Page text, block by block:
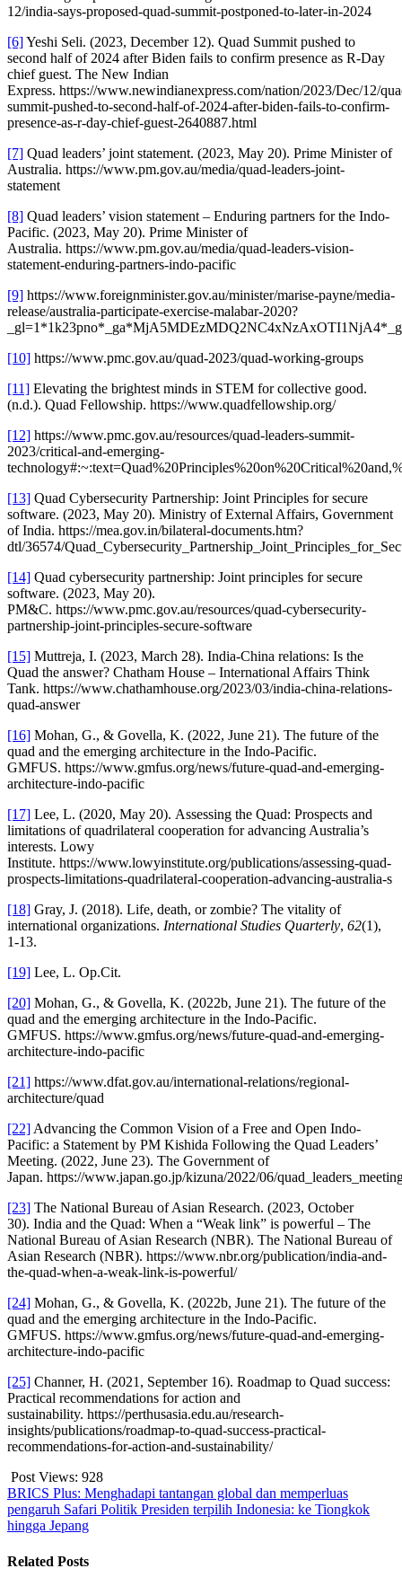
12/india-says-proposed-quad-summit-postponed-to-later-in-2024
[6] Yeshi Seli. (2023, December 12). Quad Summit pushed to
second half of 2024 after Biden fails to confirm presence as R-Day
chief guest. The New Indian
Express. https://www.newindianexpress.com/nation/2023/Dec/12/
summit-pushed-to-second-half-of-2024-after-biden-fails-to-confirm-
presence-as-r-day-chief-guest-2640887.html
[7] Quad leaders’ joint statement. (2023, May 20). Prime Minister of
Australia. https://www.pm.gov.au/media/quad-leaders-joint-
statement
[8] Quad leaders’ vision statement – Enduring partners for the Indo-
Pacific. (2023, May 20). Prime Minister of
Australia. https://www.pm.gov.au/media/quad-leaders-vision-
statement-enduring-partners-indo-pacific
[9] https://www.foreignminister.gov.au/minister/marise-payne/media-
release/australia-participate-exercise-malabar-2020?
[10] https://www.pmc.gov.au/quad-2023/quad-working-groups
[11] Elevating the brightest minds in STEM for collective good.
(n.d.). Quad Fellowship. https://www.quadfellowship.org/
[12] https://www.pmc.gov.au/resources/quad-leaders-summit-
2023/critical-and-emerging-
[13] Quad Cybersecurity Partnership: Joint Principles for secure
software. (2023, May 20). Ministry of External Affairs, Government
of India. https://mea.gov.in/bilateral-documents.htm?
dtl/36574/
[14] Quad cybersecurity partnership: Joint principles for secure
software. (2023, May 20).
PM&C. https://www.pmc.gov.au/resources/quad-cybersecurity-
partnership-joint-principles-secure-software
[15] Muttreja, I. (2023, March 28). India-China relations: Is the
Quad the answer? Chatham House – International Affairs Think
Tank. https://www.chathamhouse.org/2023/03/india-china-relations-
quad-answer
[16] Mohan, G., & Govella, K. (2022, June 21). The future of the
quad and the emerging architecture in the Indo-Pacific.
GMFUS. https://www.gmfus.org/news/future-quad-and-emerging-
architecture-indo-pacific
[17] Lee, L. (2020, May 20). Assessing the Quad: Prospects and
limitations of quadrilateral cooperation for advancing Australia’s
interests. Lowy
Institute. https://www.lowyinstitute.org/publications/assessing-quad-
prospects-limitations-quadrilateral-cooperation-advancing-australia-s
[18] Gray, J. (2018). Life, death, or zombie? The vitality of
international organizations. International Studies Quarterly, 62(1),
1-13.
[19] Lee, L. Op.Cit.
[20] Mohan, G., & Govella, K. (2022b, June 21). The future of the
quad and the emerging architecture in the Indo-Pacific.
GMFUS. https://www.gmfus.org/news/future-quad-and-emerging-
architecture-indo-pacific
[21] https://www.dfat.gov.au/international-relations/regional-
architecture/quad
[22] Advancing the Common Vision of a Free and Open Indo-
Pacific: a Statement by PM Kishida Following the Quad Leaders’
Meeting. (2022, June 23). The Government of
Japan. https://www.japan.go.jp/kizuna/2022/06/
[23] The National Bureau of Asian Research. (2023, October
30). India and the Quad: When a “Weak link” is powerful – The
National Bureau of Asian Research (NBR). The National Bureau of
Asian Research (NBR). https://www.nbr.org/publication/india-and-
the-quad-when-a-weak-link-is-powerful/
[24] Mohan, G., & Govella, K. (2022b, June 21). The future of the
quad and the emerging architecture in the Indo-Pacific.
GMFUS. https://www.gmfus.org/news/future-quad-and-emerging-
architecture-indo-pacific
[25] Channer, H. (2021, September 16). Roadmap to Quad success:
Practical recommendations for action and
sustainability. https://perthusasia.edu.au/research-
insights/publications/roadmap-to-quad-success-practical-
recommendations-for-action-and-sustainability/
Post Views: 928
BRICS Plus: Menghadapi tantangan global dan memperluas
pengaruh Safari Politik Presiden terpilih Indonesia: ke Tiongkok
hingga Jepang
Related Posts